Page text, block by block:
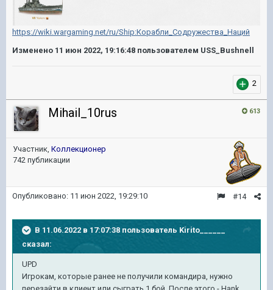
https://wiki.wargaming.net/ru/Ship:Корабли_Содружества_Наций
Изменено 11 июн 2022, 19:16:48 пользователем USS_Bushnell
2
613
Mihail_10rus
Участник, Коллекционер
742 публикации
#14
Опубликовано: 11 июн 2022, 19:29:10
В 11.06.2022 в 17:07:38 пользователь Kirito______
сказал:
UPD
Игрокам, которые ранее не получили командира, нужно